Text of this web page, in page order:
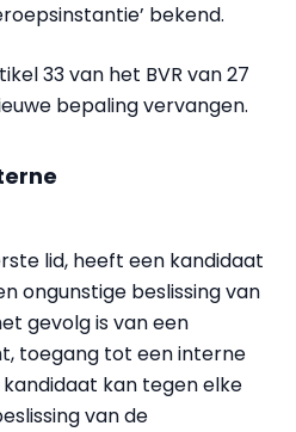
bekend.
33 van het BVR van 27
bepaling vervangen.
lid, heeft een kandidaat
ongunstige beslissing van
gevolg is van een
toegang tot een interne
kandidaat kan tegen elke
van de